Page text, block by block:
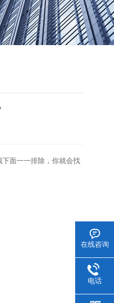
面一一排除，你就会找
在线咨询
电话